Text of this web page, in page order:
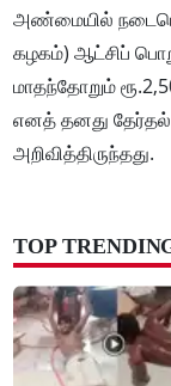
அண்மையில்
கழகம்) ஆட்சிப்
மாதந்தோறும்
எனத் தனது தேர்தல்
அறிவித்திருந்தது.
TOP